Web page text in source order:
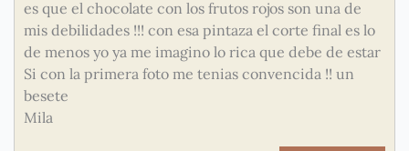
es que el chocolate con los frutos rojos son una de
mis debilidades !!! con esa pintaza el corte final es lo
de menos yo ya me imagino lo rica que debe de estar
Si con la primera foto me tenias convencida !! un
besete
Mila